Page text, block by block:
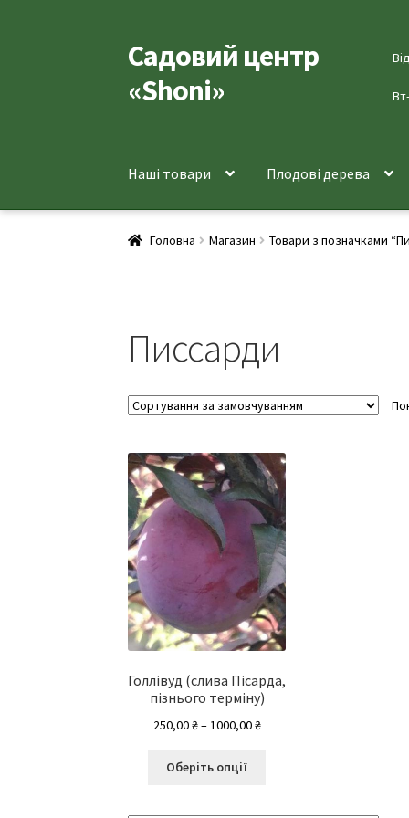
Перейти
до
навігації
Перейти
до
вмісту
Садовий центр
«Shoni»
Наші товари Плодові дерева
Головна Магазин Товари з позначками
Писсарди
Голлівуд (слива Пісарда,
пізнього терміну)
250,00₴– 1000,00₴Діапазон
Оберіть опції